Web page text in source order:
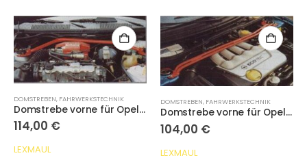
DOMSTREBEN, FAHRWERKSTECHNIK
Domstrebe vorne für Opel Kadett E
114,00 €
LEXMAUL
DOMSTREBEN, FAHRWERKSTECHNIK
Domstrebe vorne für Opel Tigra A
104,00 €
LEXMAUL